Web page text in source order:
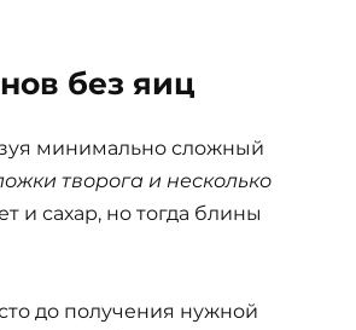
без яиц
минимально сложный
творога и несколько
и сахар, но тогда блины
до получения нужной